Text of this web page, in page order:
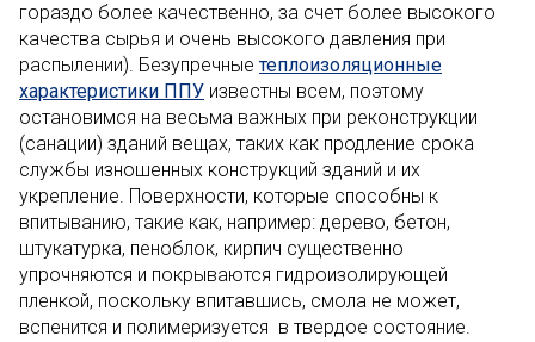
гораздо более качественно, за счет более высокого
качества сырья и очень высокого давления при
распылении). Безупречныетеплоизоляционные
характеристики ППУ известны всем, поэтому
остановимся на весьма важных при реконструкции
(санации) зданий вещах, таких как продление срока
службы изношенных конструкций зданий и их
укрепление. Поверхности, которые способны к
впитыванию, такие как, например: дерево, бетон,
штукатурка, пеноблок, кирпич существенно
упрочняются и покрываются гидроизолирующей
пленкой, поскольку впитавшись, смола не может,
вспенится и полимеризуется в твердое состояние.